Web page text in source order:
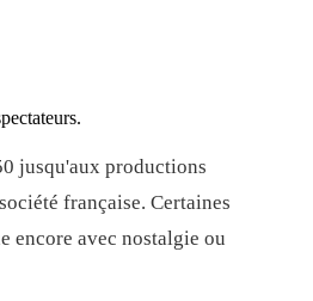
jusqu'aux productions
française. Certaines
encore avec nostalgie ou